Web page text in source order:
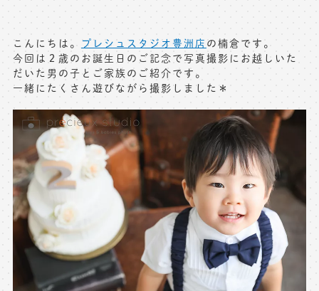
フレンド記念撮影
フォトウェディング
出張撮影(鎌倉)
キャンペーン･限定プラン情報
料金シミュレーション
お問い合わせ窓口
店舗情報についてはお手数ですが
各店舗までお問い合わせください
toiawase@precieux-studio.com
※上記アドレスは総合窓口となります
こんにちは。 プレシュスタジオ豊洲店 の楠倉です。
今回は２歳のお誕生日のご記念で写真撮影にお越しいた
だいた男の子とご家族のご紹介です。
一緒にたくさん遊びながら撮影しました＊